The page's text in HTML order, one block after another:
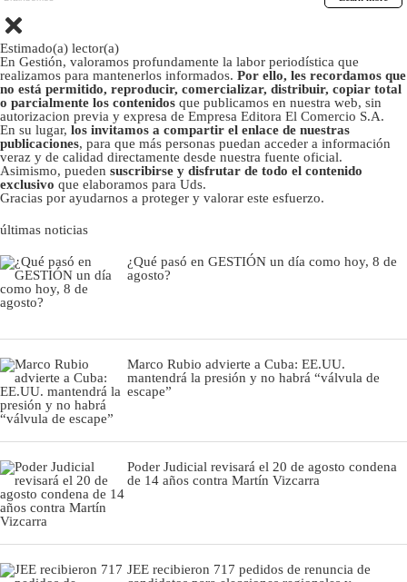
Estimado(a) lector(a)
En Gestión, valoramos profundamente la labor periodística que
realizamos para mantenerlos informados. Por ello, les recordamos que
no está permitido, reproducir, comercializar, distribuir, copiar total
o parcialmente los contenidos que publicamos en nuestra web, sin
autorizacion previa y expresa de Empresa Editora El Comercio S.A.
En su lugar, los invitamos a compartir el enlace de nuestras
publicaciones, para que más personas puedan acceder a información
veraz y de calidad directamente desde nuestra fuente oficial.
Asimismo, pueden suscribirse y disfrutar de todo el contenido
exclusivo que elaboramos para Uds.
Gracias por ayudarnos a proteger y valorar este esfuerzo.
últimas noticias
¿Qué pasó en GESTIÓN un día como hoy, 8 de
agosto?
Marco Rubio advierte a Cuba: EE.UU.
mantendrá la presión y no habrá “válvula de
escape”
Poder Judicial revisará el 20 de agosto condena
de 14 años contra Martín Vizcarra
JEE recibieron 717 pedidos de renuncia de